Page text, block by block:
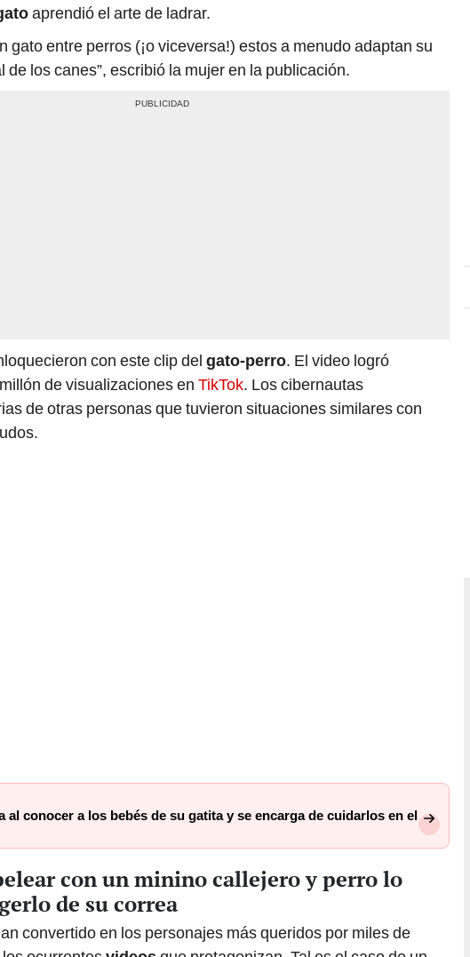
aprendió el arte de ladrar.
gato entre perros (¡o viceversa!) estos a menudo adaptan su
de los canes”, escribió la mujer en la publicación.
con este clip del gato-perro. El video logró
de visualizaciones en TikTok. Los cibernautas
de otras personas que tuvieron situaciones similares con
al conocer a los bebés de su gatita y se encarga de cuidarlos en el
con un minino callejero y perro lo
de su correa
convertido en los personajes más queridos por miles de